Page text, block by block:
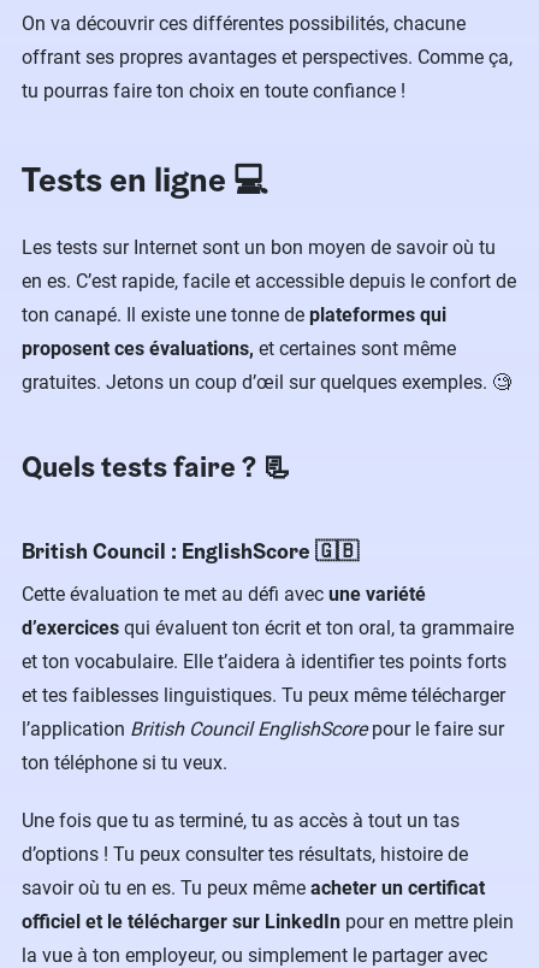
On va découvrir ces différentes possibilités, chacune
offrant ses propres avantages et perspectives. Comme ça,
tu pourras faire ton choix en toute confiance !
Tests en ligne 💻
Les tests sur Internet sont un bon moyen de savoir où tu
en es. C’est rapide, facile et accessible depuis le confort de
ton canapé. Il existe une tonne de plateformes qui
proposent ces évaluations, et certaines sont même
gratuites. Jetons un coup d’œil sur quelques exemples. 🧐
Quels tests faire ? 📃
British Council : EnglishScore 🇬🇧
Cette évaluation te met au défi avec une variété
d’exercices qui évaluent ton écrit et ton oral, ta grammaire
et ton vocabulaire. Elle t’aidera à identifier tes points forts
et tes faiblesses linguistiques. Tu peux même télécharger
l’application British Council EnglishScorepour le faire sur
ton téléphone si tu veux.
Une fois que tu as terminé, tu as accès à tout un tas
d’options ! Tu peux consulter tes résultats, histoire de
savoir où tu en es. Tu peux même acheter un certificat
officiel et le télécharger sur LinkedIn pour en mettre plein
la vue à ton employeur, ou simplement le partager avec